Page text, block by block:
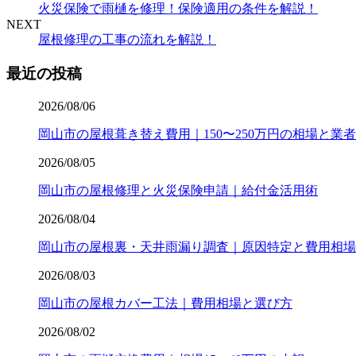
火災保険で雨樋を修理！保険適用の条件を解説！
NEXT
屋根修理の工事の流れを解説！
最近の投稿
2026/08/06
岡山市の屋根葺き替え費用｜150〜250万円の相場と業
2026/08/05
岡山市の屋根修理と火災保険申請｜給付金活用術
2026/08/04
岡山市の屋根裏・天井雨漏り調査｜原因特定と費用相場
2026/08/03
岡山市の屋根カバー工法｜費用相場と選び方
2026/08/02